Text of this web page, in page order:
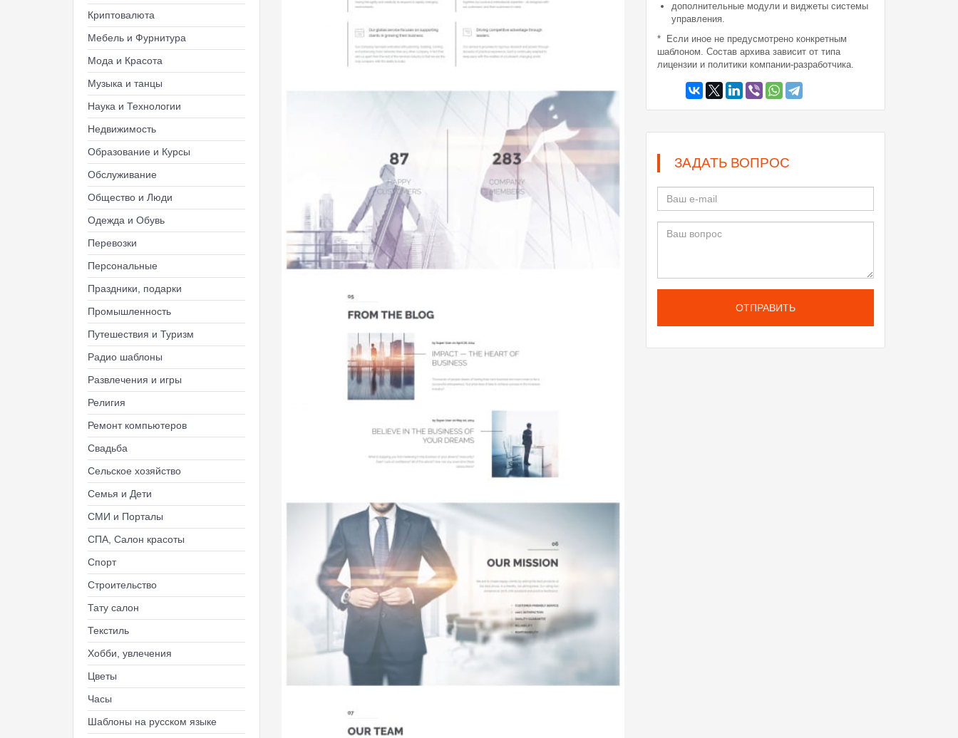
Криптовалюта
Мебель и Фурнитура
Мода и Красота
Музыка и танцы
Наука и Технологии
Недвижимость
Образование и Курсы
Обслуживание
Общество и Люди
Одежда и Обувь
Перевозки
Персональные
Праздники, подарки
Промышленность
Путешествия и Туризм
Радио шаблоны
Развлечения и игры
Религия
Ремонт компьютеров
Свадьба
Сельское хозяйство
Семья и Дети
СМИ и Порталы
СПА, Салон красоты
Спорт
Строительство
Тату салон
Текстиль
Хобби, увлечения
Цветы
Часы
Шаблоны на русском языке
дополнительные модули и виджеты системы
управления.
* Если иное не предусмотрено конкретным
шаблоном. Состав архива зависит от типа
лицензии и политики компании-разработчика.
ЗАДАТЬ ВОПРОС
ОТПРАВИТЬ